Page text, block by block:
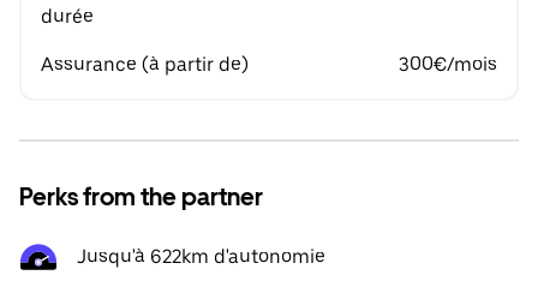
durée
Assurance (à partir de) 300€/mois
Perks from the partner
Jusqu'à 622km d'autonomie